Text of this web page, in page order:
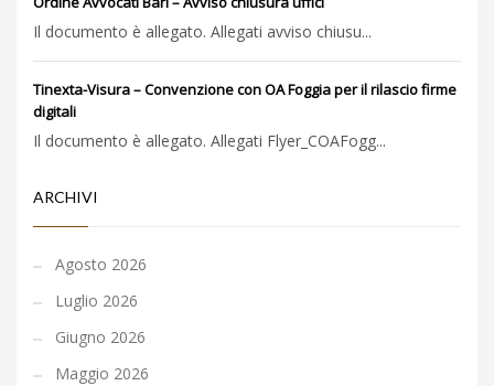
Il documento è allegato. Allegati avviso chiusu...
Tinexta-Visura – Convenzione con OA Foggia per il rilascio firme
digitali
Il documento è allegato. Allegati Flyer_COAFogg...
ARCHIVI
Agosto 2026
Luglio 2026
Giugno 2026
Maggio 2026